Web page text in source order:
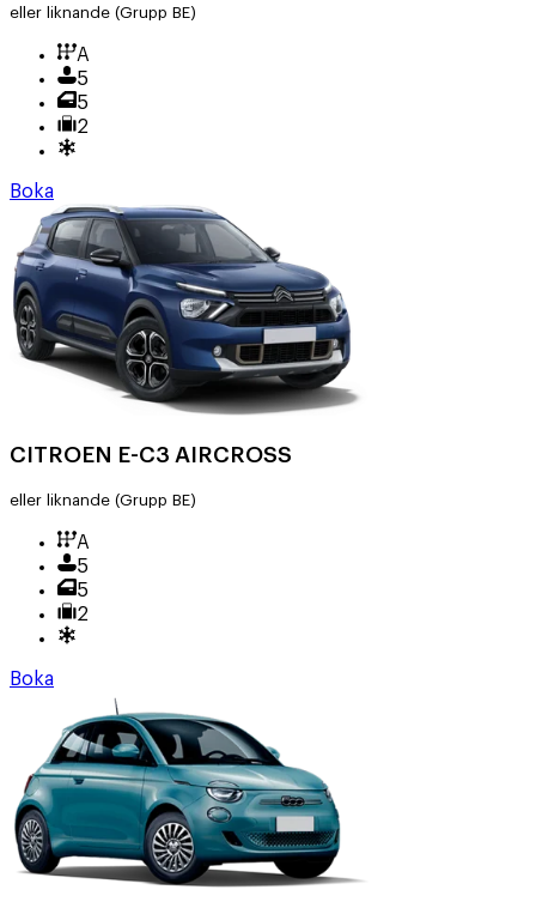
eller liknande (Grupp BE)
A
5
5
2
Boka
CITROEN E-C3 AIRCROSS
eller liknande (Grupp BE)
A
5
5
2
Boka